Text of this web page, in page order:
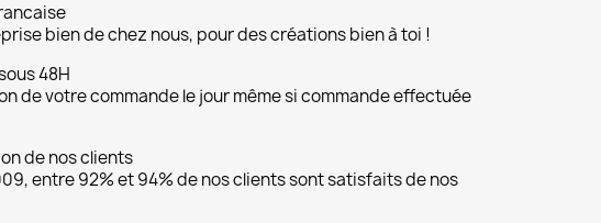
bien de chez nous, pour des créations bien à toi !
48H
de votre commande le jour même si commande effectuée
de nos clients
entre 92% et 94% de nos clients sont satisfaits de nos